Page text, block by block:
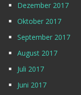
Dezember 2017
Oktober 2017
September 2017
August 2017
Juli 2017
Juni 2017